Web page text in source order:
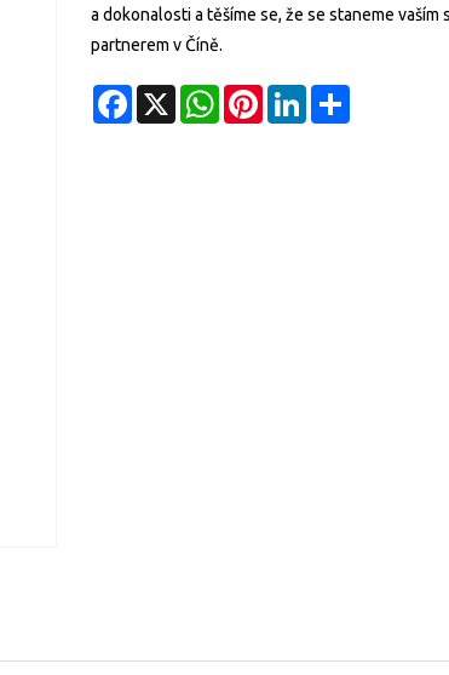
a dokonalosti a těšíme se, že se staneme
partnerem v Číně.
Facebook
X WhatsAppPinterestLinkedInShare